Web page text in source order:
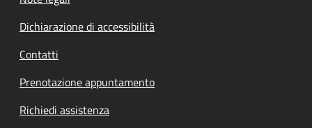
Dichiarazione di accessibilità
Contatti
Prenotazione appuntamento
Richiedi assistenza